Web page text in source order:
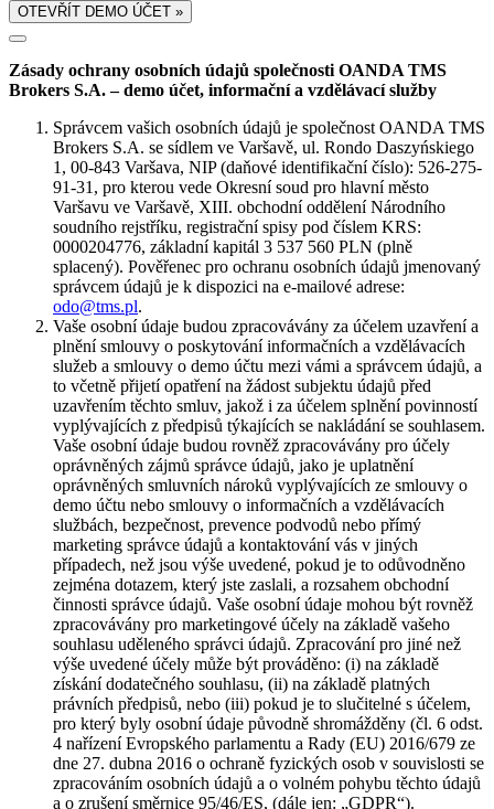
OTEVŘÍT DEMO ÚČET »
Zásady ochrany osobních údajů společnosti OANDA TMS
Brokers S.A. – demo účet, informační a vzdělávací služby
Správcem vašich osobních údajů je společnost OANDA TMS
Brokers S.A. se sídlem ve Varšavě, ul. Rondo Daszyńskiego
1, 00-843 Varšava, NIP (daňové identifikační číslo): 526-275-
91-31, pro kterou vede Okresní soud pro hlavní město
Varšavu ve Varšavě, XIII. obchodní oddělení Národního
soudního rejstříku, registrační spisy pod číslem KRS:
0000204776, základní kapitál 3 537 560 PLN (plně
splacený). Pověřenec pro ochranu osobních údajů jmenovaný
správcem údajů je k dispozici na e-mailové adrese:
odo@tms.pl.
Vaše osobní údaje budou zpracovávány za účelem uzavření a
plnění smlouvy o poskytování informačních a vzdělávacích
služeb a smlouvy o demo účtu mezi vámi a správcem údajů, a
to včetně přijetí opatření na žádost subjektu údajů před
uzavřením těchto smluv, jakož i za účelem splnění povinností
vyplývajících z předpisů týkajících se nakládání se souhlasem.
Vaše osobní údaje budou rovněž zpracovávány pro účely
oprávněných zájmů správce údajů, jako je uplatnění
oprávněných smluvních nároků vyplývajících ze smlouvy o
demo účtu nebo smlouvy o informačních a vzdělávacích
službách, bezpečnost, prevence podvodů nebo přímý
marketing správce údajů a kontaktování vás v jiných
případech, než jsou výše uvedené, pokud je to odůvodněno
zejména dotazem, který jste zaslali, a rozsahem obchodní
činnosti správce údajů. Vaše osobní údaje mohou být rovněž
zpracovávány pro marketingové účely na základě vašeho
souhlasu uděleného správci údajů. Zpracování pro jiné než
výše uvedené účely může být prováděno: (i) na základě
získání dodatečného souhlasu, (ii) na základě platných
právních předpisů, nebo (iii) pokud je to slučitelné s účelem,
pro který byly osobní údaje původně shromážděny (čl. 6 odst.
4 nařízení Evropského parlamentu a Rady (EU) 2016/679 ze
dne 27. dubna 2016 o ochraně fyzických osob v souvislosti se
zpracováním osobních údajů a o volném pohybu těchto údajů
a o zrušení směrnice 95/46/ES, (dále jen: „GDPR“).